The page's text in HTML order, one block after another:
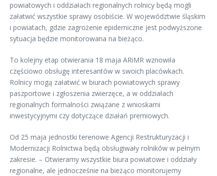
powiatowych i oddziałach regionalnych rolnicy będą mogli
załatwić wszystkie sprawy osobiście. W województwie śląskim
i powiatach, gdzie zagrożenie epidemiczne jest podwyższone
sytuacja będzie monitorowana na bieżąco.
To kolejny etap otwierania 18 maja ARiMR wznowiła
częściowo obsługę interesantów w swoich placówkach.
Rolnicy mogą załatwić w biurach powiatowych sprawy
paszportowe i zgłoszenia zwierzęce, a w oddziałach
regionalnych formalności związane z wnioskami
inwestycyjnymi czy dotyczące działań premiowych.
Od 25 maja jednostki terenowe Agencji Restrukturyzacji i
Modernizacji Rolnictwa będą obsługiwały rolników w pełnym
zakresie. – Otwieramy wszystkie biura powiatowe i oddziały
regionalne, ale jednocześnie na bieżąco monitorujemy